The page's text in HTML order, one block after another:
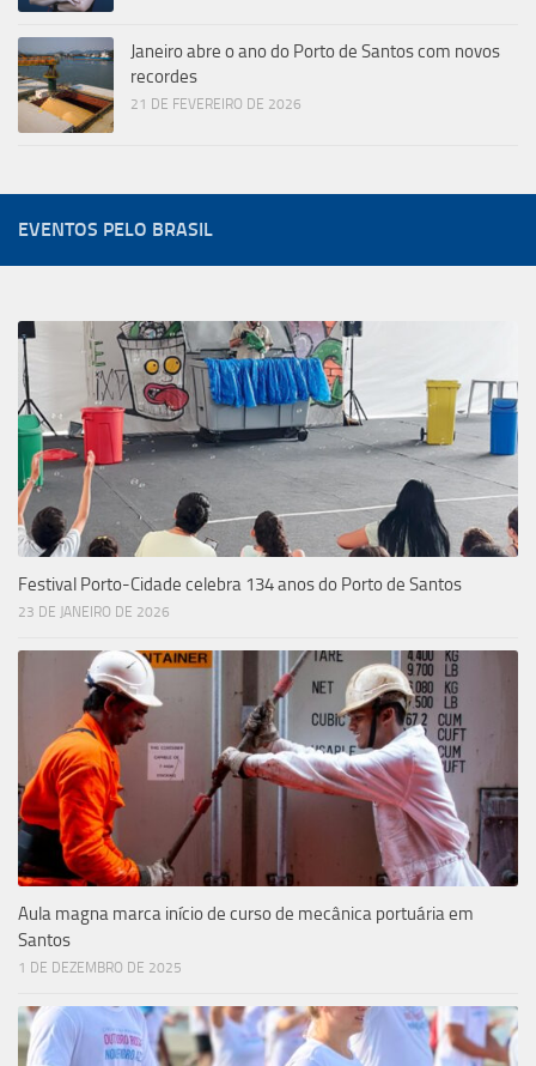
Janeiro abre o ano do Porto de Santos com novos
recordes
21 DE FEVEREIRO DE 2026
EVENTOS PELO BRASIL
Festival Porto-Cidade celebra 134 anos do Porto de Santos
23 DE JANEIRO DE 2026
Aula magna marca início de curso de mecânica portuária em
Santos
1 DE DEZEMBRO DE 2025